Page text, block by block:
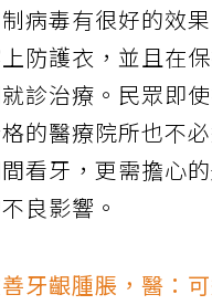
病毒有很好的效
防護衣，並且在
診治療。民眾即
的醫療院所也不
看牙，更需擔心
良影響。
牙齦腫脹，醫：